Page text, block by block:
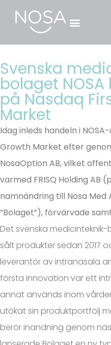
Svenska
bolaget
på Nasdaq
Market
Idag inleds handeln i
Growth Market efter
NosaOption AB, vilket
varmed FRISQ Holding AB
namnändring till Nosa Med
”Bolaget”), förvärvade
Det svenska
sålt produkter sedan 2017
leverantör av intranasala
första innovation var ett
annat används inom
utökat sin produktportfölj
berör inandning genom